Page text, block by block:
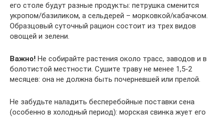
его столе будут разные продукты: петрушка сменится
укропом/базиликом, а сельдерей – морковкой/кабачком.
Образцовый суточный рацион состоит из трех видов
овощей и зелени.
Важно! Не собирайте растения около трасс, заводов и в
болотистой местности. Сушите траву не менее 1,5-2
месяцев: она не должна быть почерневшей или прелой.
Не забудьте наладить бесперебойные поставки сена
(особенно в холодный период): морская свинка жует его